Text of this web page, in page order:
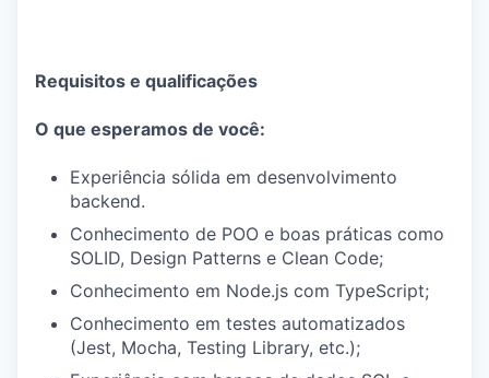
Requisitos e qualificações
O que esperamos de você:
Experiência sólida em desenvolvimento
backend.
Conhecimento de POO e boas práticas como
SOLID, Design Patterns e Clean Code;
Conhecimento em Node.js com TypeScript;
Conhecimento em testes automatizados
(Jest, Mocha, Testing Library, etc.);